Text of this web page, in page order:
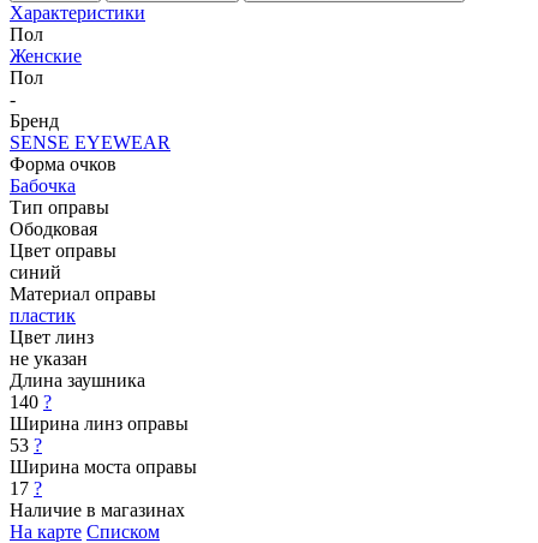
Характеристики
Пол
Женские
Пол
-
Бренд
SENSE EYEWEAR
Форма очков
Бабочка
Тип оправы
Ободковая
Цвет оправы
синий
Материал оправы
пластик
Цвет линз
не указан
Длина заушника
140 ?
Ширина линз оправы
53 ?
Ширина моста оправы
17 ?
Наличие в магазинах
На карте Списком